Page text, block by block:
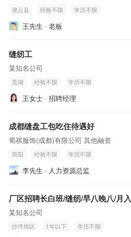
灌云县 经验不限 学历不限
王先生 · 老板
缝纫工
某知名公司
芜湖 经验不限 学历不限
王女士 · 招聘经理
成都缝盘工包吃住待遇好
蜀祺服饰(成都)有限公司 其他融资
简阳 经验不限 学历不限
李先生 · 人力资源总监
厂区招聘长白班/缝纫/早八晚八/月
某知名公司
沙坪坝区 1年以下 学历不限